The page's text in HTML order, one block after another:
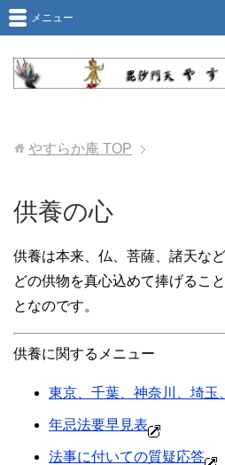
メニュー
やすらか庵 TOP
供養の心
供養は本来、仏、菩薩、諸天な
どの供物を真心込めて捧げるこ
となのです。
供養に関するメニュー
東京、千葉、神奈川、埼玉
年忌法要早見表
法事に付いての質疑応答